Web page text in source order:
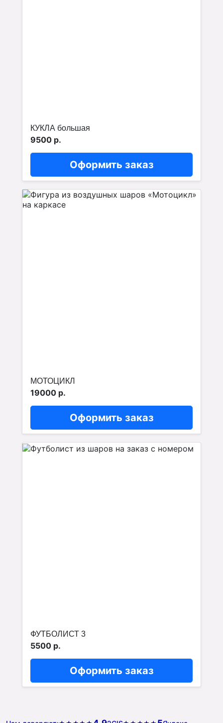
КУКЛА большая
9500 р.
Оформить заказ
МОТОЦИКЛ
19000 р.
Оформить заказ
ФУТБОЛИСТ 3
5500 р.
Оформить заказ